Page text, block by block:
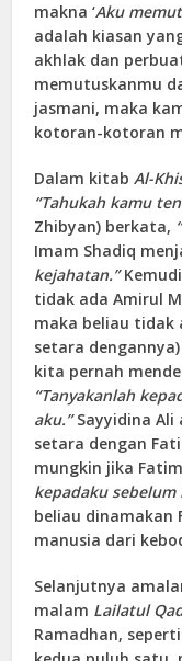
makna ‘Aku
adalah kiasan
akhlak dan
memutuskanmu
jasmani, maka
kotoran-kotoran
Dalam kitabAl-
“Tahukah kamu
Zhibyan) berkata,
Imam Shadiq
kejahatan.”
tidak ada Amirul
maka beliau tidak
setara
kita pernah
“Tanyakanlah
aku.”Sayyidina Ali
setara dengan
mungkin jika
kepadaku
beliau dinamakan
manusia dari
Selanjutnya
malam Lailatul
Ramadhan,